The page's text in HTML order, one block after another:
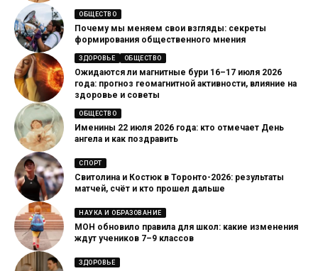
ОБЩЕСТВО
Почему мы меняем свои взгляды: секреты
формирования общественного мнения
ЗДОРОВЬЕ ОБЩЕСТВО
Ожидаются ли магнитные бури 16–17 июля 2026
года: прогноз геомагнитной активности, влияние на
здоровье и советы
ОБЩЕСТВО
Именины 22 июля 2026 года: кто отмечает День
ангела и как поздравить
СПОРТ
Свитолина и Костюк в Торонто-2026: результаты
матчей, счёт и кто прошел дальше
НАУКА И ОБРАЗОВАНИЕ
МОН обновило правила для школ: какие изменения
ждут учеников 7–9 классов
ЗДОРОВЬЕ